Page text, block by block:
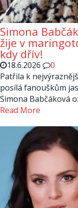
Simona
žije v
kdy dřív!
18.6.2026
0
Patřila k
posílá fanouškům
Simona Babčáková
Read More